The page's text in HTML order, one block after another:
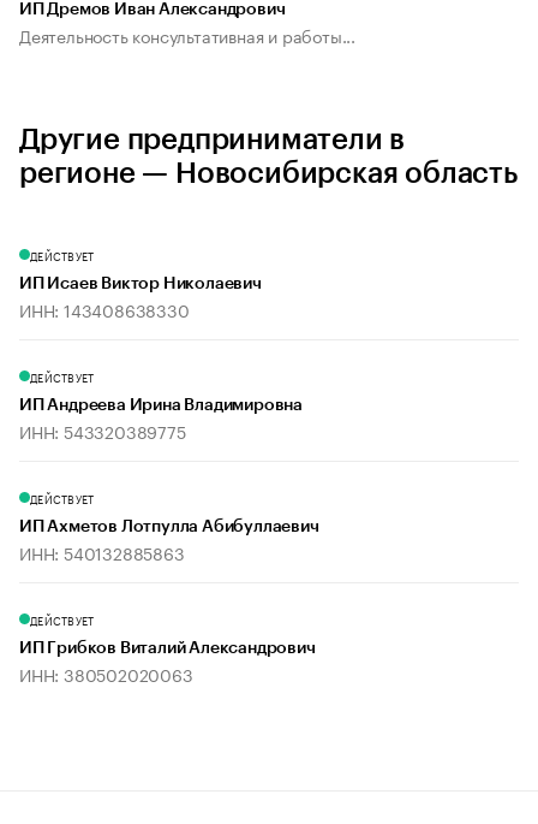
ИП Дремов Иван Александрович
Деятельность консультативная и работы...
Другие предприниматели в
регионе — Новосибирская область
ДЕЙСТВУЕТ
ИП Исаев Виктор Николаевич
ИНН: 143408638330
ДЕЙСТВУЕТ
ИП Андреева Ирина Владимировна
ИНН: 543320389775
ДЕЙСТВУЕТ
ИП Ахметов Лотпулла Абибуллаевич
ИНН: 540132885863
ДЕЙСТВУЕТ
ИП Грибков Виталий Александрович
ИНН: 380502020063